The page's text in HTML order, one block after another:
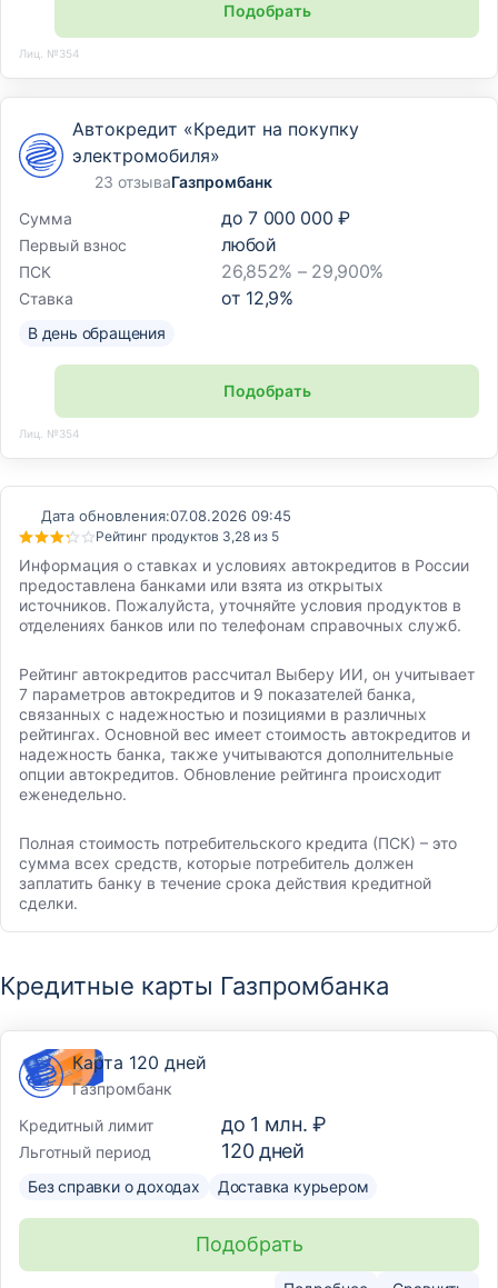
Подобрать
Лиц. №354
Автокредит «Кредит на покупку
электромобиля»
23 отзываГазпромбанк
Сумма
до 7 000 000 ₽
Первый взнос любой
ПСК 26,852% – 29,900%
Ставка от 12,9%
В день обращения
Подобрать
Лиц. №354
Дата обновления:07.08.2026 09:45
Рейтинг продуктов 3,28 из 5
Информация о ставках и условиях автокредитов в России
предоставлена банками или взята из открытых
источников. Пожалуйста, уточняйте условия продуктов в
отделениях банков или по телефонам справочных служб.
Рейтинг автокредитов рассчитал Выберу ИИ, он учитывает
7 параметров автокредитов и 9 показателей банка,
связанных с надежностью и позициями в различных
рейтингах. Основной вес имеет стоимость автокредитов и
надежность банка, также учитываются дополнительные
опции автокредитов. Обновление рейтинга происходит
еженедельно.
Полная стоимость потребительского кредита (ПСК) – это
сумма всех средств, которые потребитель должен
заплатить банку в течение срока действия кредитной
сделки.
Кредитные карты Газпромбанка
Карта 120 дней
Газпромбанк
Кредитный лимит
до 1 млн. ₽
Льготный период 120дней
Без справки о доходах Доставка курьером
Подобрать